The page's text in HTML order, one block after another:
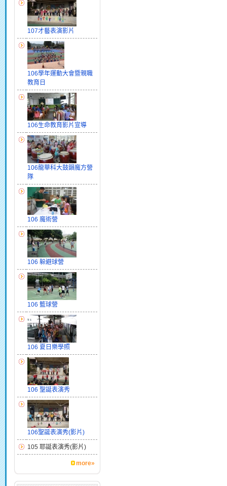
107才藝表演影片
106學年運動大會暨親職
教育日
106生命教育影片宣導
106龍華科大鼓韻魔方營
隊
106 魔術營
106 躲避球營
106 籃球營
106 夏日樂學照
106 聖誕表演秀
106聖誕表演秀(影片)
105 耶誕表演秀(影片)
more»